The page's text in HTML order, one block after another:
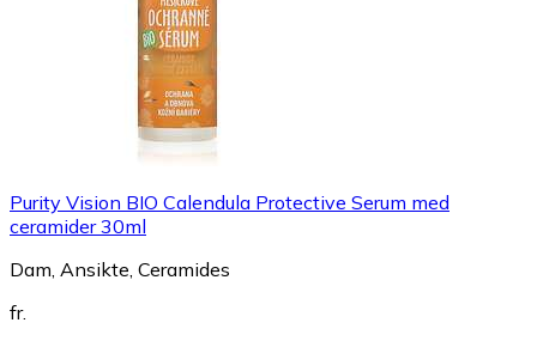
Purity Vision BIO Calendula Protective Serum med
ceramider 30ml
Dam, Ansikte, Ceramides
fr.